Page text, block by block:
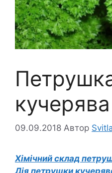
кучерява
09.09.2018 Автор
Хімічний склад